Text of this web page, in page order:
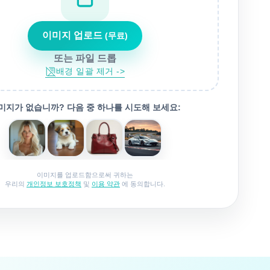
이미지 업로드 (무료)
또는 파일 드롭
배경 일괄 제거 ->
지가 없습니까? 다음 중 하나를 시도해 보세요:
이미지를 업로드함으로써 귀하는
우리의 개인정보 보호정책 및 이용 약관 에 동의합니다.